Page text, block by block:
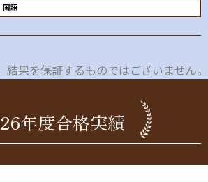
国語
果を保証するものではございません。
年度合格実績